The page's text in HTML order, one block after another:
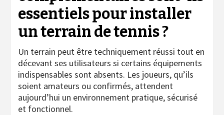
essentiels pourinstaller
un terrain de tennis?
Un terrain peut être techniquement réussi tout en
décevant ses utilisateurs si certains équipements
indispensables sont absents. Les joueurs, qu’ils
soient amateurs ou confirmés, attendent
aujourd’hui un environnement pratique, sécurisé
et fonctionnel.